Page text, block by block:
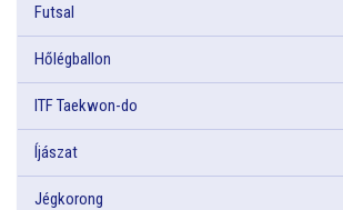
Futsal
Hőlégballon
ITF Taekwon-do
Íjászat
Jégkorong